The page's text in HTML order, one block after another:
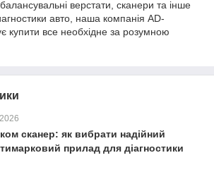
верстати, сканери та інше
авто, наша компанія AD-
купити все необхідне за розумною
сканер: як вибрати надійний
прилад для діагностики